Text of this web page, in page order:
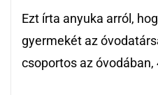
Ezt írta anyuka arról,
gyermekét az
csoportos az óvodában,